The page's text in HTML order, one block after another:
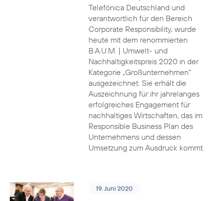
Telefónica Deutschland und
verantwortlich für den Bereich
Corporate Responsibility, wurde
heute mit dem renommierten
B.A.U.M. | Umwelt- und
Nachhaltigkeitspreis 2020 in der
Kategorie „Großunternehmen“
ausgezeichnet. Sie erhält die
Auszeichnung für ihr jahrelanges
erfolgreiches Engagement für
nachhaltiges Wirtschaften, das im
Responsible Business Plan des
Unternehmens und dessen
Umsetzung zum Ausdruck kommt.
19. Juni 2020